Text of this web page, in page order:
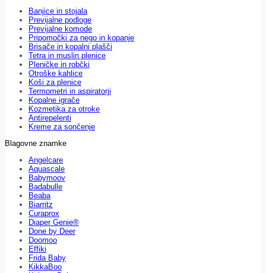
Banjice in stojala
Previjalne podloge
Previjalne komode
Pripomočki za nego in kopanje
Brisače in kopalni plašči
Tetra in muslin plenice
Pleničke in robčki
Otroške kahlice
Koši za plenice
Termometri in aspiratorji
Kopalne igrače
Kozmetika za otroke
Antirepelenti
Kreme za sončenje
Blagovne znamke
Angelcare
Aquascale
Babymoov
Badabulle
Beaba
Biarritz
Curaprox
Diaper Genie®
Done by Deer
Doomoo
Effiki
Frida Baby
KikkaBoo